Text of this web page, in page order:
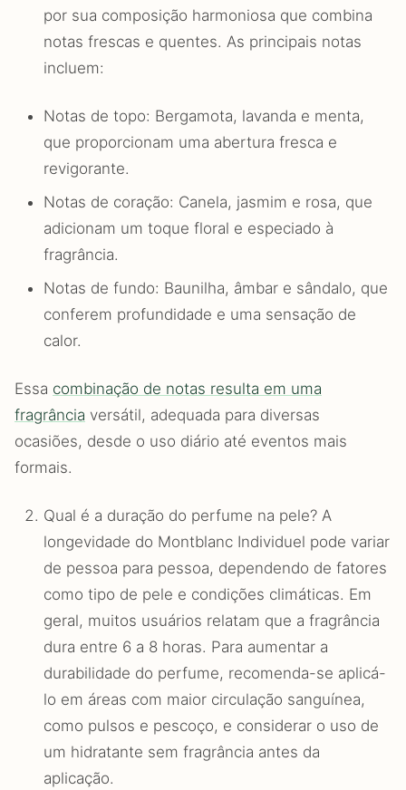
por sua composição harmoniosa que combina
notas frescas e quentes. As principais notas
incluem:
Notas de topo: Bergamota, lavanda e menta,
que proporcionam uma abertura fresca e
revigorante.
Notas de coração: Canela, jasmim e rosa, que
adicionam um toque floral e especiado à
fragrância.
Notas de fundo: Baunilha, âmbar e sândalo, que
conferem profundidade e uma sensação de
calor.
Essa combinação de notas resulta em uma
fragrância versátil, adequada para diversas
ocasiões, desde o uso diário até eventos mais
formais.
Qual é a duração do perfume na pele? A
longevidade do Montblanc Individuel pode variar
de pessoa para pessoa, dependendo de fatores
como tipo de pele e condições climáticas. Em
geral, muitos usuários relatam que a fragrância
dura entre 6 a 8 horas. Para aumentar a
durabilidade do perfume, recomenda-se aplicá-
lo em áreas com maior circulação sanguínea,
como pulsos e pescoço, e considerar o uso de
um hidratante sem fragrância antes da
aplicação.